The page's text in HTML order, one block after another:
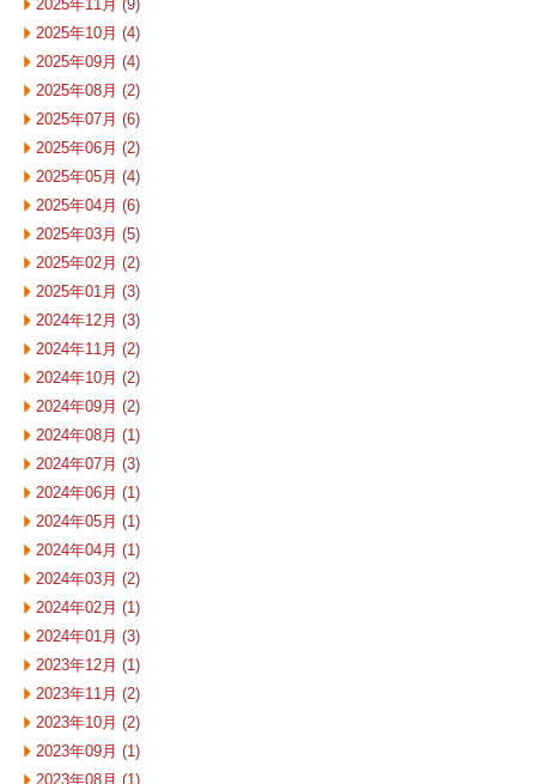
2025年11月 (9)
2025年10月 (4)
2025年09月 (4)
2025年08月 (2)
2025年07月 (6)
2025年06月 (2)
2025年05月 (4)
2025年04月 (6)
2025年03月 (5)
2025年02月 (2)
2025年01月 (3)
2024年12月 (3)
2024年11月 (2)
2024年10月 (2)
2024年09月 (2)
2024年08月 (1)
2024年07月 (3)
2024年06月 (1)
2024年05月 (1)
2024年04月 (1)
2024年03月 (2)
2024年02月 (1)
2024年01月 (3)
2023年12月 (1)
2023年11月 (2)
2023年10月 (2)
2023年09月 (1)
2023年08月 (1)